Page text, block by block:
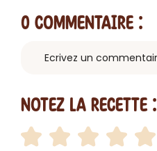
0 Commentaire :
Notez la recette :